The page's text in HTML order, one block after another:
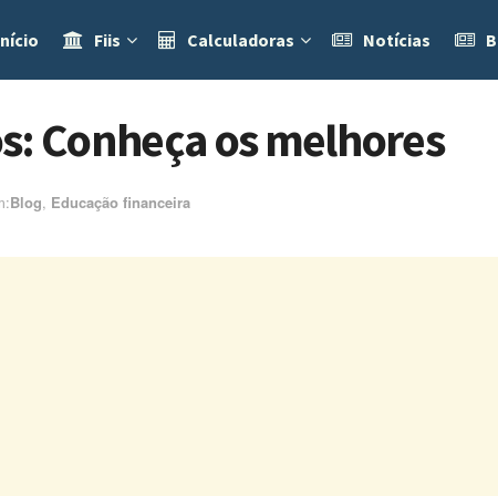
Fiis Calculadoras Notícias
Conheça os melhores
Blog, Educação financeira